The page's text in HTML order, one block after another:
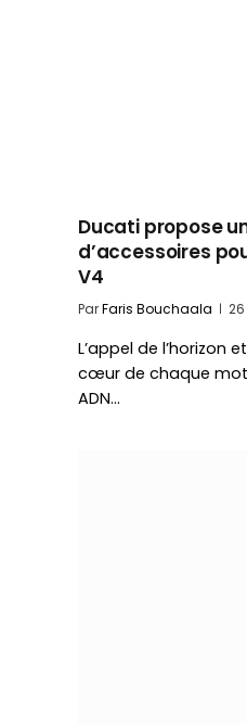
Ducati propose
d’accessoires
V4
ParFaris Bouchaala
L’appel de l’horizon
cœur de chaque
ADN…